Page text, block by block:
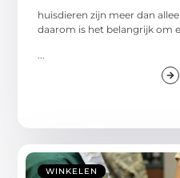
huisdieren zijn meer dan
daarom is het belangrijk om
...
WINKELEN